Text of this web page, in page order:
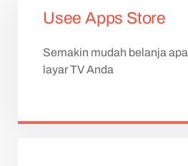
Usee Apps Store
Semakin mudah belanja
layar TV Anda